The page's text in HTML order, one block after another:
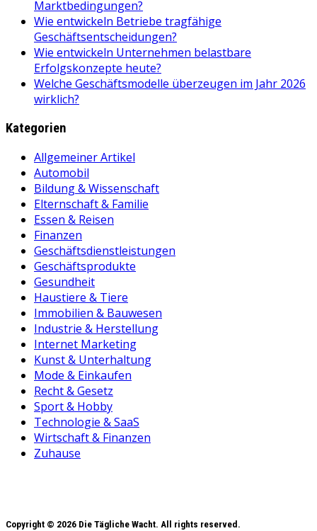
Marktbedingungen?
Wie entwickeln Betriebe tragfähige
Geschäftsentscheidungen?
Wie entwickeln Unternehmen belastbare
Erfolgskonzepte heute?
Welche Geschäftsmodelle überzeugen im Jahr 2026
wirklich?
Kategorien
Allgemeiner Artikel
Automobil
Bildung & Wissenschaft
Elternschaft & Familie
Essen & Reisen
Finanzen
Geschäftsdienstleistungen
Geschäftsprodukte
Gesundheit
Haustiere & Tiere
Immobilien & Bauwesen
Industrie & Herstellung
Internet Marketing
Kunst & Unterhaltung
Mode & Einkaufen
Recht & Gesetz
Sport & Hobby
Technologie & SaaS
Wirtschaft & Finanzen
Zuhause
Copyright © 2026 Die Tägliche Wacht. All rights reserved.